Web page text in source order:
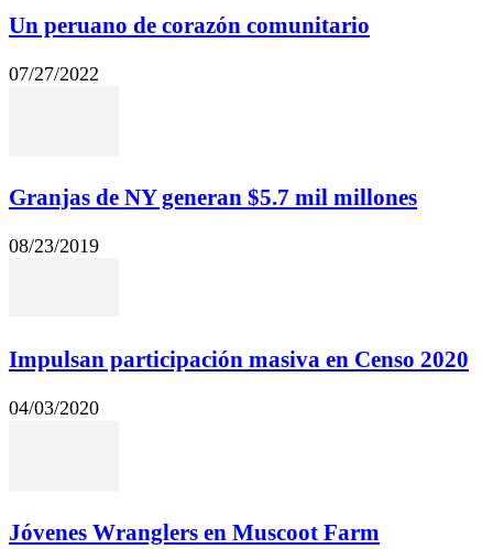
Un peruano de corazón comunitario
07/27/2022
Granjas de NY generan $5.7 mil millones
08/23/2019
Impulsan participación masiva en Censo 2020
04/03/2020
Jóvenes Wranglers en Muscoot Farm